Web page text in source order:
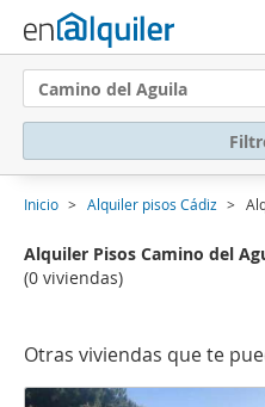
Camino del Aguila
Inicio Alquiler pisos Cádiz
Alquiler Pisos Camino del
(0 viviendas)
Otras viviendas que te